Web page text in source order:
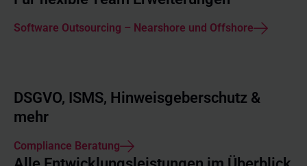
Software Outsourcing – Nearshore und Offshore
DSGVO, ISMS, Hinweisgeberschutz &
mehr
Compliance Beratung